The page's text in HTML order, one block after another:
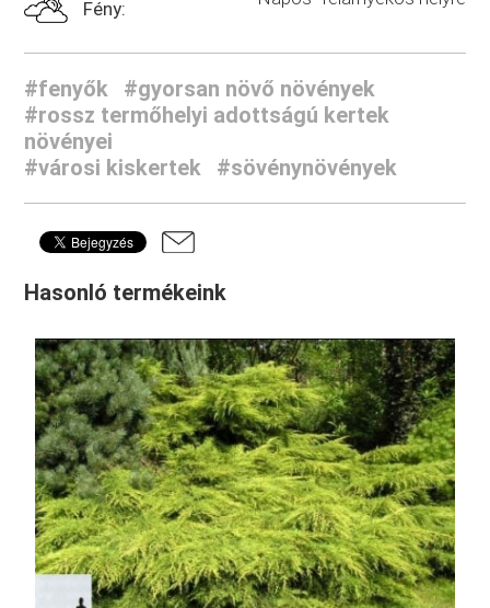
Fény:
#fenyők
#gyorsan növő növények
#rossz termőhelyi adottságú kertek
növényei
#városi kiskertek
#sövénynövények
Hasonló termékeink